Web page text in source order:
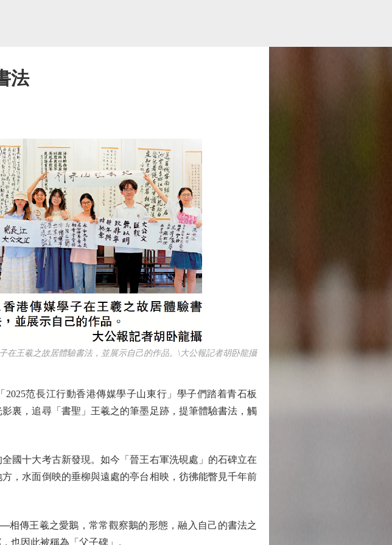
法
王羲之故居體驗書法，並展示自己的作品。\大公報記者胡卧龍攝
范長江行動香港傳媒學子山東行」學子們踏着青石板
裏，追尋「書聖」王羲之的筆墨足跡，提筆體驗書法，觸
十大考古新發現。如今「晉王右軍洗硯處」的石碑立在
，水面倒映的垂柳與遠處的亭台相映，彷彿能瞥見千年前
傳王羲之愛鵝，常常觀察鵝的形態，融入自己的書法之
也因此被稱為「父子碑」。